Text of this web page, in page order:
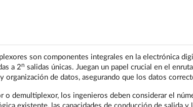
son componentes integrales en la electrónica
a 2n salidas únicas. Juegan un papel crucial en el
organización de datos, asegurando que los datos
o demultiplexor, los ingenieros deben considerar el